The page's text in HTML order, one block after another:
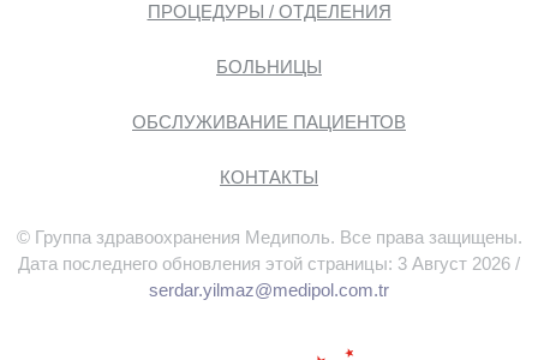
ПРОЦЕДУРЫ / ОТДЕЛЕНИЯ
БОЛЬНИЦЫ
ОБСЛУЖИВАНИЕ ПАЦИЕНТОВ
КОНТАКТЫ
© Группа здравоохранения Медиполь. Все права защищены.
Дата последнего обновления этой страницы: 3 Август 2026 /
serdar.yilmaz@medipol.com.tr